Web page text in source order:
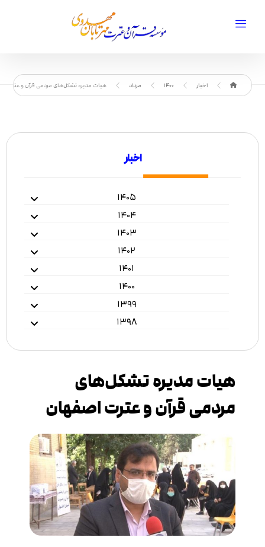
اخبار 1400 مرداد هیات مدیره تشکل‌های مردمی قرآن و عترت
اخبار
۱۴۰۵
۱۴۰۴
۱۴۰۳
۱۴۰۲
۱۴۰۱
۱۴۰۰
۱۳۹۹
۱۳۹۸
هیات مدیره تشکل‌های
مردمی قرآن و عترت اصفهان